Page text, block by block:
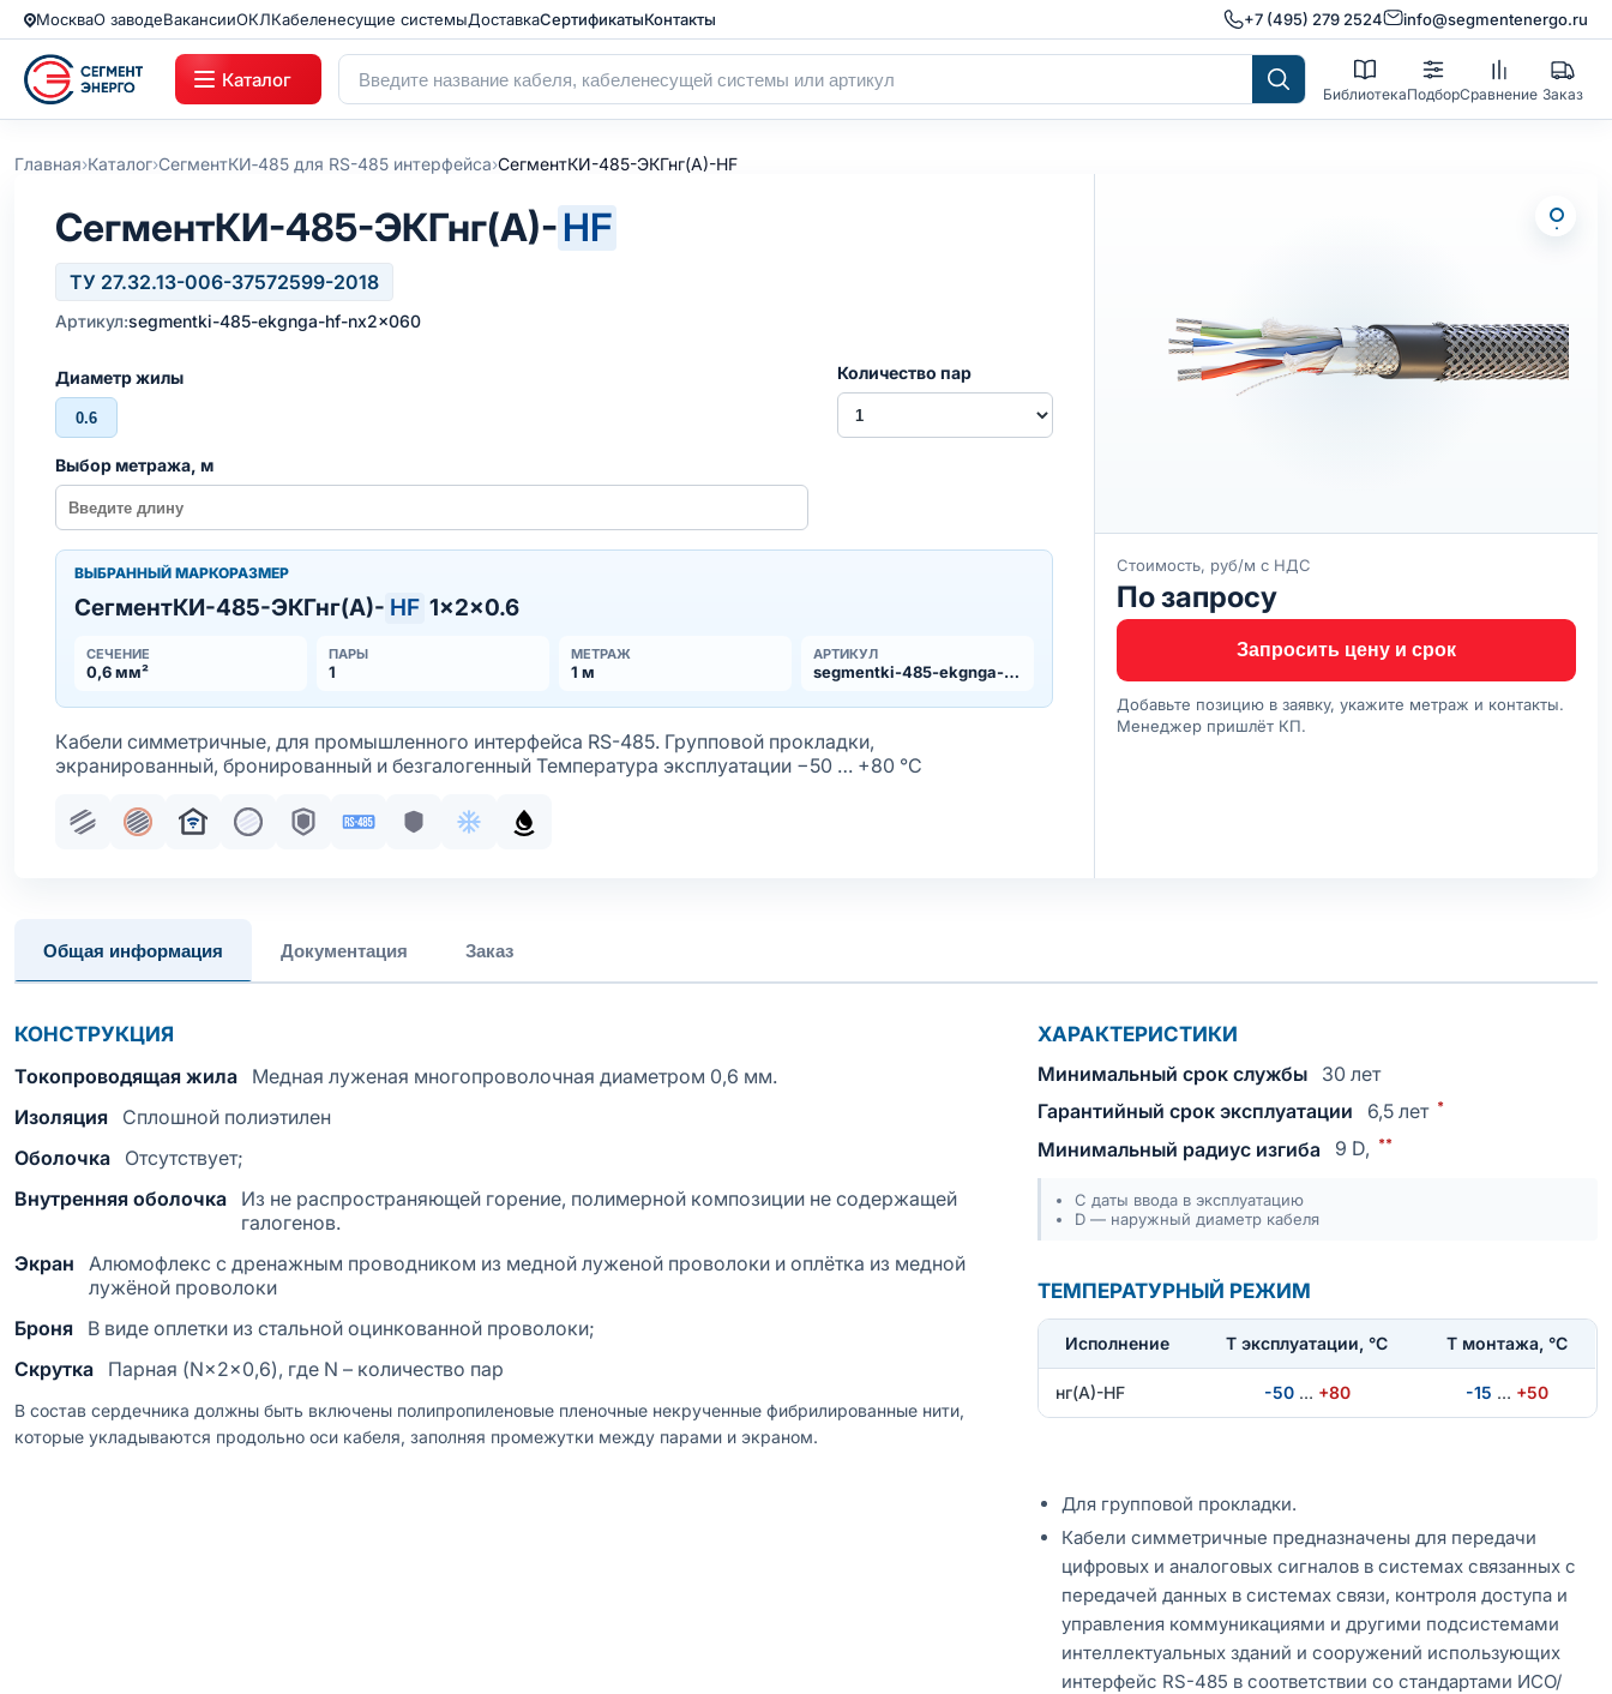
МоскваО заводеВакансииОКЛКабеленесущие системыДоставкаСертификатыКонтакты +7 (495) 279 2524 info@segmentenergo.ru
Каталог
БиблиотекаПодборСравнение Заказ
Главная›Каталог›СегментКИ‑485 для RS-485 интерфейса›СегментКИ-485-ЭКГнг(А)-HF
СегментКИ-485-ЭКГнг(А)-HF
ТУ 27.32.13-006-37572599-2018
Артикул:segmentki-485-ekgnga-hf-nx2x060
Стоимость, руб/м с НДС
По запросу
Запросить цену и срок
Добавьте позицию в заявку, укажите метраж и контакты.
Менеджер пришлёт КП.
Диаметр жилы
0.6
Количество пар
Выбор метража, м
ВЫБРАННЫЙ МАРКОРАЗМЕР
СегментКИ-485-ЭКГнг(А)- HF 1×2×0.6
СЕЧЕНИЕ
0,6 мм²
ПАРЫ
1
МЕТРАЖ
1 м
АРТИКУЛ
segmentki-485-ekgnga-hf-nx2x060
Кабели симметричные, для промышленного интерфейса RS-485. Групповой прокладки,
экранированный, бронированный и безгалогенный Температура эксплуатации −50 … +80 °С
Парная скрутка
Общий экран
Для систем умный дом
Жила медная многопроволочная лужёная
БроняИнтерфейс RS-485
Броня без оболочки
Хладостойкое исполнение оболочки
Маслобензостойкое исполнение оболочки
Общая информация Документация Заказ
КОНСТРУКЦИЯ
Токопроводящая жила
Медная луженая многопроволочная диаметром 0,6 мм.
Изоляция
Сплошной полиэтилен
Оболочка
Отсутствует;
Внутренняя оболочка
Из не распространяющей горение, полимерной композиции не содержащей
галогенов.
Экран
Алюмофлекс с дренажным проводником из медной луженой проволоки и оплётка из медной
лужёной проволоки
Броня
В виде оплетки из стальной оцинкованной проволоки;
Скрутка
Парная (N×2×0,6), где N – количество пар
В состав сердечника должны быть включены полипропиленовые пленочные некрученные фибрилированные нити,
которые укладываются продольно оси кабеля, заполняя промежутки между парами и экраном.
ХАРАКТЕРИСТИКИ
Минимальный срок службы
30 лет
Гарантийный срок эксплуатации
6,5 лет *
Минимальный радиус изгиба 9 D, **
С даты ввода в эксплуатацию
D — наружный диаметр кабеля
ТЕМПЕРАТУРНЫЙ РЕЖИМ
Исполнение T эксплуатации, °С Т монтажа, °С
нг(А)-HF -50 … +80 -15 … +50
Для групповой прокладки.
Кабели симметричные предназначены для передачи
цифровых и аналоговых сигналов в системах связанных с
передачей данных в системах связи, контроля доступа и
управления коммуникациями и другими подсистемами
интеллектуальных зданий и сооружений использующих
интерфейс RS-485 в соответствии со стандартами ИСО/